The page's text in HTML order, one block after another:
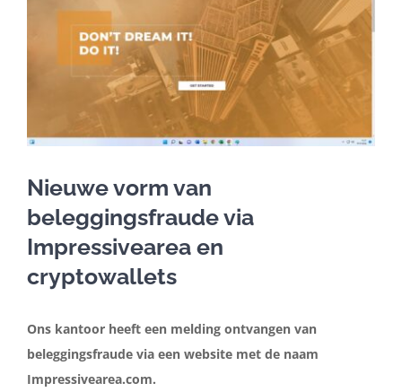
Nieuwe vorm van
beleggingsfraude via
Impressivearea en
cryptowallets
Ons kantoor heeft een melding ontvangen van
beleggingsfraude via een website met de naam
Impressivearea.com.